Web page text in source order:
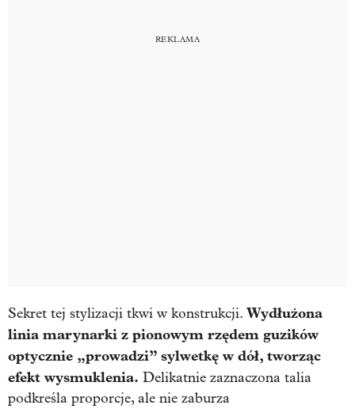
Sekret tej stylizacji tkwi w konstrukcji. Wydłużona
linia marynarki z pionowym rzędem guzików
optycznie „prowadzi” sylwetkę w dół, tworząc
efekt wysmuklenia. Delikatnie zaznaczona talia
podkreśla proporcje, ale nie zaburza